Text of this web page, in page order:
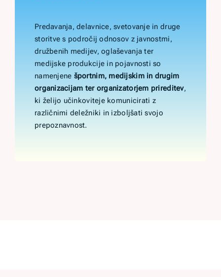
Predavanja, delavnice, svetovanje in druge
storitve s področij odnosov z javnostmi,
družbenih medijev, oglaševanja ter
medijske produkcije in pojavnosti so
namenjene športnim, medijskim in drugim
organizacijam ter organizatorjem prireditev,
ki želijo učinkoviteje komunicirati z
različnimi deležniki in izboljšati svojo
prepoznavnost.